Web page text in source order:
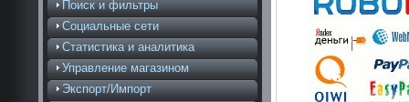
Поиск и фильтры
Социальные сети
Статистика и аналитика
Управление магазином
Экспорт/Импорт